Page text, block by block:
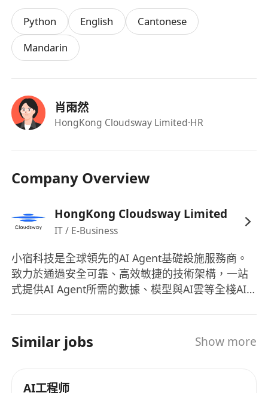
訓練優化經驗。
5. 具備以下經驗者優先：
- 實際參與過搜尋語義理解系統開發
- 熟悉 Elasticsearch / Lucene 等搜尋技術
Python English
Cantonese
Mandarin
肖雨然
HongKong Cloudsway Limited·HR
Company Overview
HongKong Cloudsway Limited
IT / E-Business
小宿科技是全球領先的AI Agent基礎設施服務商。
致力於通過安全可靠、高效敏捷的技術架構，一站
式提供AI Agent所需的數據、模型與AI雲等全棧AI
計的智慧搜尋與數據服務，提供多語言、多模態、
多能力的數據獲取與處理服務，API月調用量已達數
模型的調用與管理，以及通用雲、GPU雲、AI 沙盒
Similar jobs Show more
AI工程师